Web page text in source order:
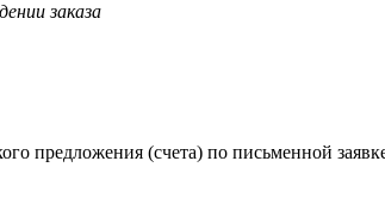
заказа
предложения (счета) по письменной